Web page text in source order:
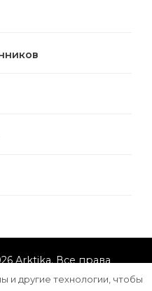
Arktika. Все права
Blossom Themes.
и другие технологии, чтобы